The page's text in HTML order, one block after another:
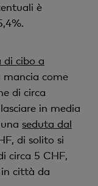
è
di cibo a
mancia come
di circa
in media
seduta dal
di solito si
circa 5 CHF,
città da